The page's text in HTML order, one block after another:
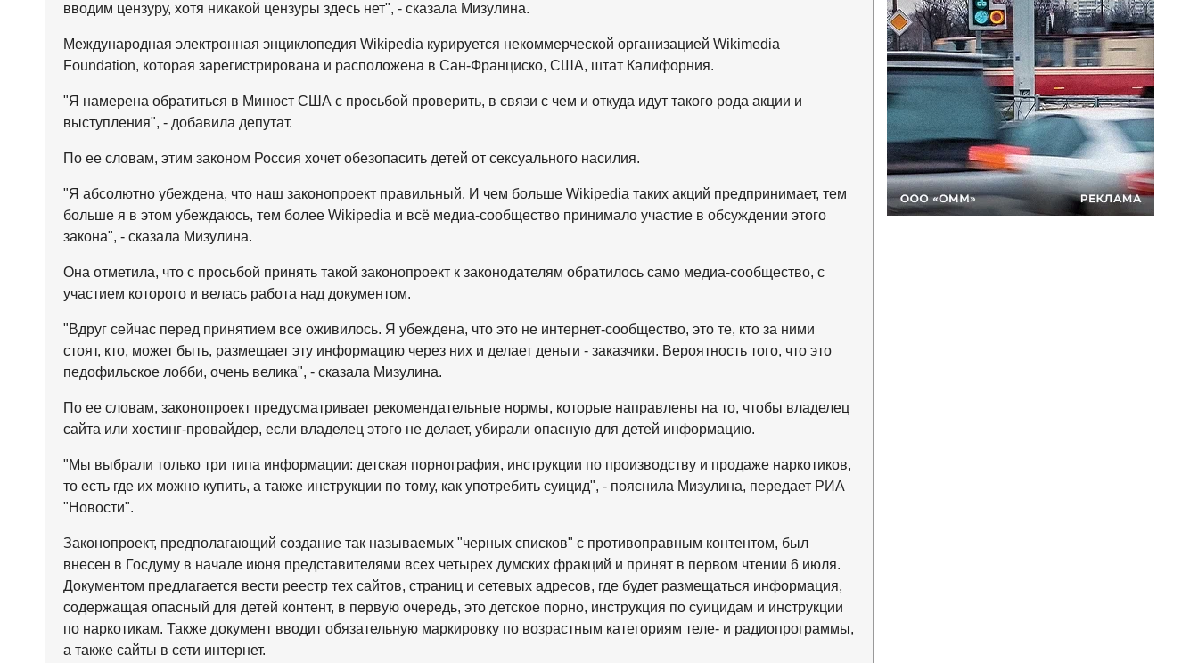
вводим цензуру, хотя никакой цензуры здесь нет", - сказала Мизулина.
Международная электронная энциклопедия Wikipedia курируется некоммерческой организацией Wikimedia
Foundation, которая зарегистрирована и расположена в Сан-Франциско, США, штат Калифорния.
"Я намерена обратиться в Минюст США с просьбой проверить, в связи с чем и откуда идут такого рода акции и
выступления", - добавила депутат.
По ее словам, этим законом Россия хочет обезопасить детей от сексуального насилия.
"Я абсолютно убеждена, что наш законопроект правильный. И чем больше Wikipedia таких акций предпринимает, тем
больше я в этом убеждаюсь, тем более Wikipedia и всё медиа-сообщество принимало участие в обсуждении этого
закона", - сказала Мизулина.
Она отметила, что с просьбой принять такой законопроект к законодателям обратилось само медиа-сообщество, с
участием которого и велась работа над документом.
"Вдруг сейчас перед принятием все оживилось. Я убеждена, что это не интернет-сообщество, это те, кто за ними
стоят, кто, может быть, размещает эту информацию через них и делает деньги - заказчики. Вероятность того, что это
педофильское лобби, очень велика", - сказала Мизулина.
По ее словам, законопроект предусматривает рекомендательные нормы, которые направлены на то, чтобы владелец
сайта или хостинг-провайдер, если владелец этого не делает, убирали опасную для детей информацию.
"Мы выбрали только три типа информации: детская порнография, инструкции по производству и продаже наркотиков,
то есть где их можно купить, а также инструкции по тому, как употребить суицид", - пояснила Мизулина, передает РИА
"Новости".
Законопроект, предполагающий создание так называемых "черных списков" с противоправным контентом, был
внесен в Госдуму в начале июня представителями всех четырех думских фракций и принят в первом чтении 6 июля.
Документом предлагается вести реестр тех сайтов, страниц и сетевых адресов, где будет размещаться информация,
содержащая опасный для детей контент, в первую очередь, это детское порно, инструкция по суицидам и инструкции
по наркотикам. Также документ вводит обязательную маркировку по возрастным категориям теле- и радиопрограммы,
а также сайты в сети интернет.